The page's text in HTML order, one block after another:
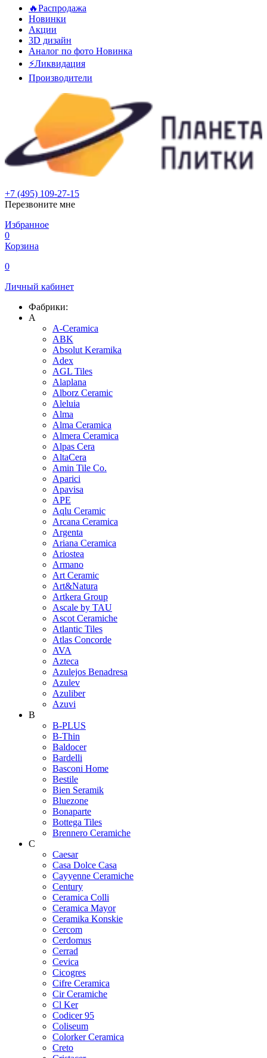
🔥Распродажа
Новинки
Акции
3D дизайн
Аналог по фото Новинка
⚡Ликвидация
Производители
+7 (495) 109-27-15
Перезвоните мне
Избранное
0
Корзина
0
Личный кабинет
Фабрики:
A
A-Ceramica
ABK
Absolut Keramika
Adex
AGL Tiles
Alaplana
Alborz Ceramic
Aleluia
Alma
Alma Ceramica
Almera Ceramica
Alpas Cera
AltaCera
Amin Tile Co.
Aparici
Apavisa
APE
Aqlu Ceramic
Arcana Ceramica
Argenta
Ariana Ceramica
Ariostea
Armano
Art Ceramic
Art&Natura
Artkera Group
Ascale by TAU
Ascot Ceramiche
Atlantic Tiles
Atlas Concorde
AVA
Azteca
Azulejos Benadresa
Azulev
Azuliber
Azuvi
B
B-PLUS
B-Thin
Baldocer
Bardelli
Basconi Home
Bestile
Bien Seramik
Bluezone
Bonaparte
Bottega Tiles
Brennero Ceramiche
C
Caesar
Casa Dolce Casa
Cayyenne Ceramiche
Century
Ceramica Colli
Ceramica Mayor
Ceramika Konskie
Cercom
Cerdomus
Cerrad
Cevica
Cicogres
Cifre Ceramica
Cir Ceramiche
Cl Ker
Codicer 95
Coliseum
Colorker Ceramica
Creto